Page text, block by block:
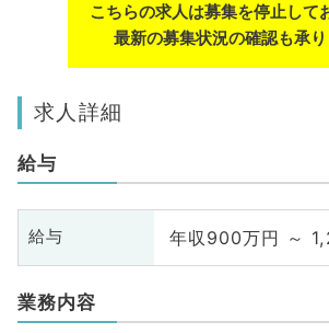
こちらの求人は募集を停止して
最新の募集状況の確認も承り
求人詳細
給与
給与 年収900万円 ～
業務内容